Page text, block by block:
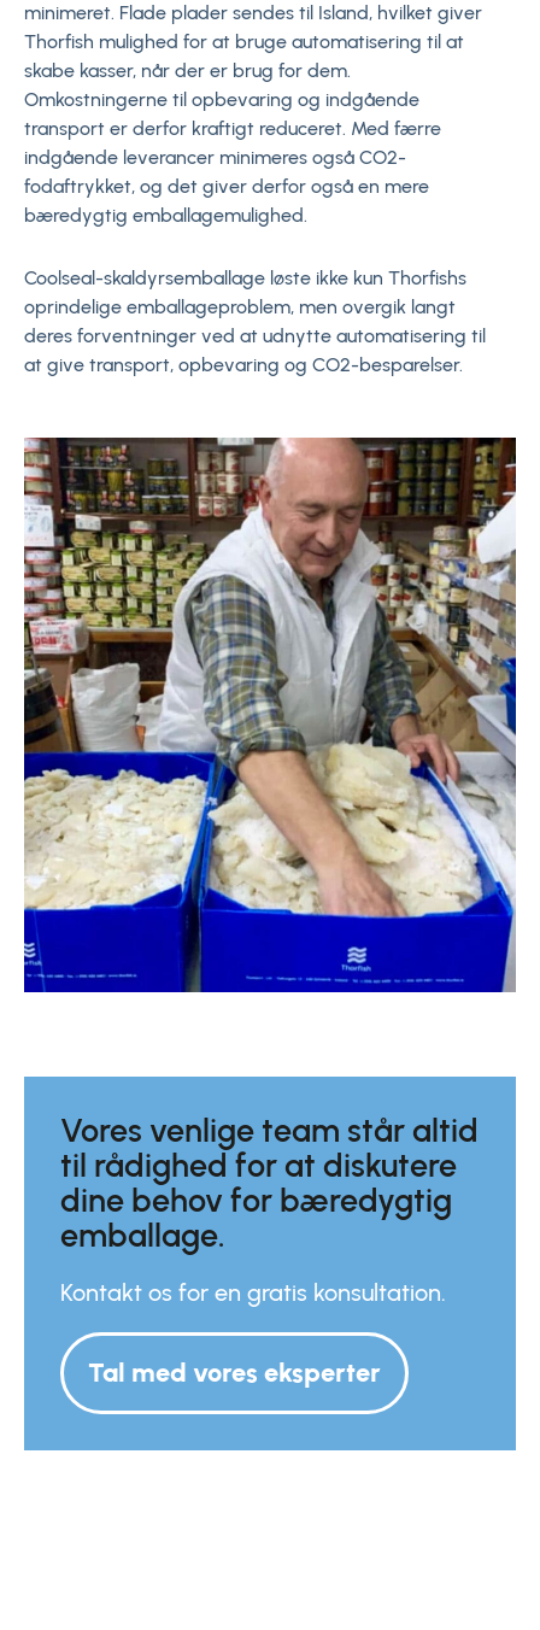
minimeret. Flade plader sendes til Island, hvilket giver
Thorfish mulighed for at bruge automatisering til at
skabe kasser, når der er brug for dem.
Omkostningerne til opbevaring og indgående
transport er derfor kraftigt reduceret. Med færre
indgående leverancer minimeres også CO2-
fodaftrykket, og det giver derfor også en mere
bæredygtig emballagemulighed.
Coolseal-skaldyrsemballage løste ikke kun Thorfishs
oprindelige emballageproblem, men overgik langt
deres forventninger ved at udnytte automatisering til
at give transport, opbevaring og CO2-besparelser.
Vores venlige team står altid
til rådighed for at diskutere
dine behov for bæredygtig
emballage.
Kontakt os for en gratis konsultation.
Tal med vores eksperter